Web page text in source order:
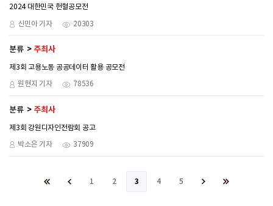
2024 대한민국 헌혈공모전
신민아 기자 20303
분류 주최사
제3회 고용노동 공공데이터 활용 공모전
원현지 기자 78536
분류 주최사
제3회 강원디자인전람회 공고
박소은 기자 37909
1 2 3 4 5